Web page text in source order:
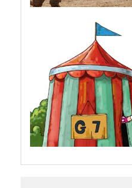
“渴望之狮”多国联合军演